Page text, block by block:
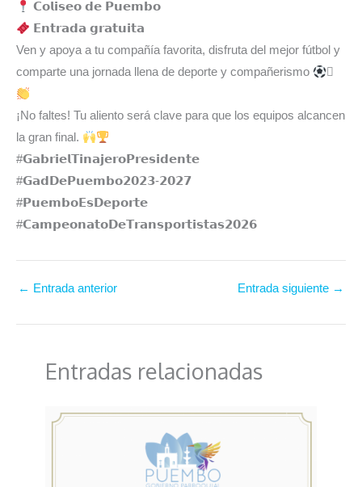
𝗖𝗼𝗹𝗶𝘀𝗲𝗼 𝗱𝗲 𝗣𝘂𝗲𝗺𝗯𝗼
𝗘𝗻𝘁𝗿𝗮𝗱𝗮 𝗴𝗿𝗮𝘁𝘂𝗶𝘁𝗮
Ven y apoya a tu compañía favorita, disfruta del mejor fútbol y
comparte una jornada llena de deporte y compañerismo

¡No faltes! Tu aliento será clave para que los equipos alcancen
la gran final.
#𝗚𝗮𝗯𝗿𝗶𝗲𝗹𝗧𝗶𝗻𝗮𝗷𝗲𝗿𝗼𝗣𝗿𝗲𝘀𝗶𝗱𝗲𝗻𝘁𝗲⁣⁣⁣⁣⁣
#𝗚𝗮𝗱𝗗𝗲𝗣𝘂𝗲𝗺𝗯𝗼𝟮𝟬𝟮𝟯-𝟮𝟬𝟮𝟳⁣⁣⁣⁣⁣
#𝗣𝘂𝗲𝗺𝗯𝗼𝗘𝘀𝗗𝗲𝗽𝗼𝗿𝘁𝗲
#𝗖𝗮𝗺𝗽𝗲𝗼𝗻𝗮𝘁𝗼𝗗𝗲𝗧𝗿𝗮𝗻𝘀𝗽𝗼𝗿𝘁𝗶𝘀𝘁𝗮𝘀𝟮𝟬𝟮𝟲
← Entrada anterior Entrada siguiente →
Entradas relacionadas